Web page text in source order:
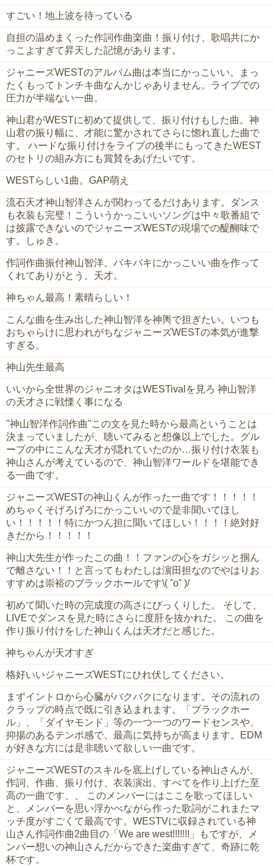
すごい！地上波を待っている
自担の温めまくった作詞作曲楽曲！振り付け、歌唱共にか
っこよすぎて昇天した記憶があります。
ジャニーズWESTのアルバム曲は本当にかっこいい。まっ
たくもってトンチキ曲なんかじゃありません。ライブでの
圧力が半端ない一曲。
神山君がWESTに初めて提供して、振り付けもした曲。神
山君の振り幅に、才能に驚かされてさらに惚れ直した曲で
す。 ハードな振り付けをライブの後半にもってきたWEST
のセトリの組み方にも賞賛をあげたいです。
WESTらしい1曲。GAP萌え
流石天才神山智洋さんが関わってるだけあります。ダンス
も衣装も完璧！こういうかっこいいソングは中々歌番組で
は披露できないのでジャニーズWESTの現場での醍醐味で
す。しゅき。
作詞作曲振付神山智洋。バキバキにかっこいい曲を作って
くれてありがとう。天才。
神ちゃん最高！素晴らしい！
こんな曲を生み出した神山智洋を神輿で担ぎたい。いつも
おちゃらけに思われがちなジャニーズWESTの本気が進撃
すぎる。
神山先生最高
いいから全世界のジャニオタはWESTivalを見ろ 神山智洋
の天才さに戦慄く事になる
"神山智洋作詞作曲"この文を見た時から最高ということは
決まっていましたが、聴いてみると想像以上でした。グル
ープの中にこんな天才が隠れていたのか…振り付け衣装も
神山さんが考えているので、神山智洋ワールドを堪能でき
る一曲です。
ジャニーズWESTの神山くんが作った一曲です！！！！！
めちゃくそげろげろにかっこいいので是非聞いてほし
い！！！！！特にかつん担に聞いてほしい！！！！絶対好
きだから！！！！！
神山大先生が作ったこの曲！！ファンの心をガシッと掴ん
で離さない！！と言ってもわたしは濵田担なのでやはりお
すすめは崇裕のブラックホールです\( ˆoˆ )/
初めて聞いた時の完成度の高さにびっくりした。 そして、
LIVEでダンスを見た時にさらに度肝を抜かれた。 この曲を
作り振り付けをした神山くんは天才だと感じた。
神ちゃんが天才すぎ
格好いいジャニーズWESTにひれ伏してください。
まずイントロから心臓がバクバクになります。その流れの
クラップの時点で既に引き込まれます。「ブラックホー
ル」、「ダイヤモンド」等の一つ一つのワードセンスや、
抑揚のあるテンポ感で、最高に気持ちが高まります。EDM
が好きな方には是非聴いて欲しい一曲です。
ジャニーズWESTのスキルを底上げしている神山さんが、
作詞、作曲、振り付け、衣装演出、すべてを作り上げた至
高の一曲です、、 このメンバーにはここを歌ってほしい
と、メンバーを思い浮かべながら作った歌詞がこれまたマ
ッチ度がすごくて最高です。WESTVに収録されている神
山さん作詞作曲2曲目の「We are west!!!!!!!」もですが、メ
ンバー想いの神山さんだからできた楽曲すぎて、奇跡に乾
杯です。